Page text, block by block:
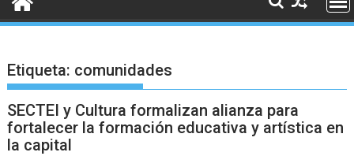
Etiqueta: comunidades
SECTEI y Cultura formalizan alianza para
fortalecer la formación educativa y artística en
la capital